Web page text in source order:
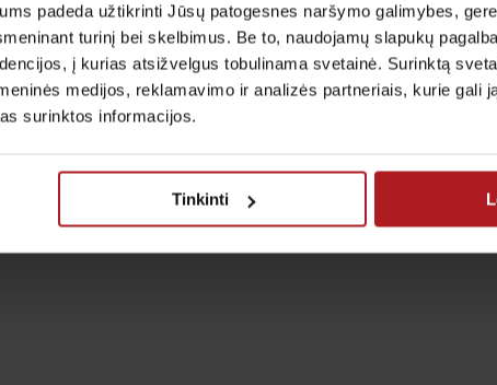
padeda užtikrinti Jūsų patogesnes naršymo galimybes,
turinį bei skelbimus. Be to, naudojamų slapukų
į kurias atsižvelgus tobulinama svetainė. Surinktą
medijos, reklamavimo ir analizės partneriais, kurie gali
surinktos informacijos.
Tinkinti